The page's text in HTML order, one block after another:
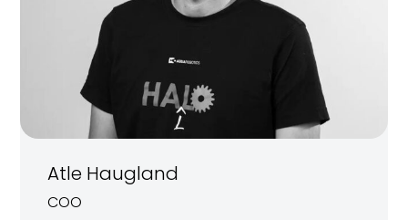
Atle Haugland
COO